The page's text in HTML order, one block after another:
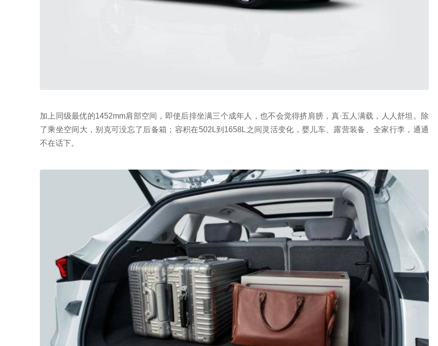
加上同级最优的1452mm肩部空间，即使后排坐满三个成年人，也不会觉得挤肩膀，真·五人满载，人人舒坦。除
了乘坐空间大，别克可没忘了后备箱；容积在502L到1658L之间灵活变化，婴儿车、露营装备、全家行李，通通
不在话下。